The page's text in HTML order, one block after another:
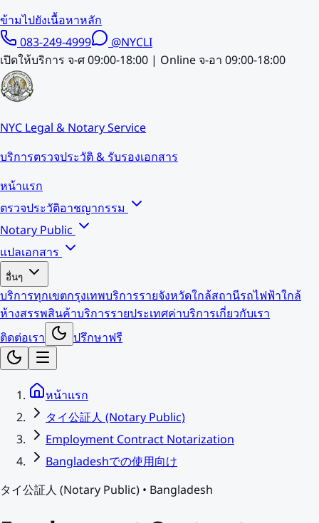
ข้ามไปยังเนื้อหาหลัก
083-249-4999
@NYCLI
เปิดให้บริการ จ-ศ 09:00-18:00 | Online จ-อา 09:00-18:00
NYC Legal & Notary Service
บริการตรวจประวัติ & รับรองเอกสาร
หน้าแรก
ตรวจประวัติอาชญากรรม
Notary Public
แปลเอกสาร
อื่นๆ
บริการทุกเขตกรุงเทพบริการรายจังหวัดใกล้สถานีรถไฟฟ้าใกล้
ห้างสรรพสินค้าบริการรายประเทศค่าบริการเกี่ยวกับเรา
ติดต่อเรา
ปรึกษาฟรี
หน้าแรก
タイ公証人 (Notary Public)
Employment Contract Notarization
Bangladeshでの使用向け
タイ公証人 (Notary Public) • Bangladesh